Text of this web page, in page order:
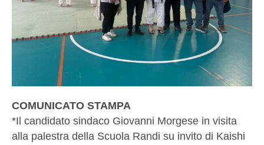
COMUNICATO STAMPA
*Il candidato sindaco Giovanni Morgese in visita
alla palestra della Scuola Randi su invito di Kaishi